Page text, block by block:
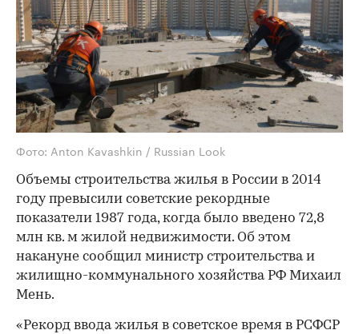
Фото: Anton Kavashkin / Russian Look
Объемы строительства жилья в России в 2014
году превысили советские рекордные
показатели 1987 года, когда было введено 72,8
млн кв. м жилой недвижимости. Об этом
накануне сообщил министр строительства и
жилищно-коммунального хозяйства РФ Михаил
Мень.
«Рекорд ввода жилья в советское время в РСФСР